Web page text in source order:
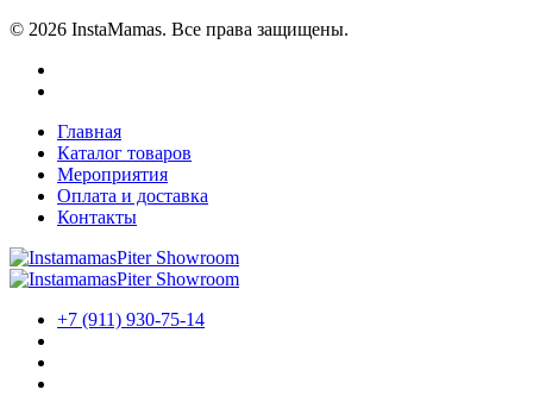
© 2026 InstaMamas. Все права защищены.
Главная
Каталог товаров
Мероприятия
Оплата и доставка
Контакты
+7 (911) 930-75-14